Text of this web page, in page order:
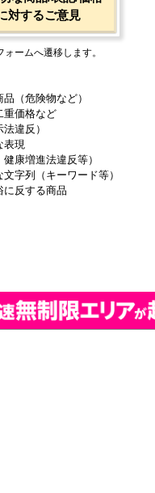
対するご意見
ォームへ遷移します。
品（危険物など）
重価格など
法違反）
表現
健康増進法違反等）
文字列（キーワード等）
に反する商品